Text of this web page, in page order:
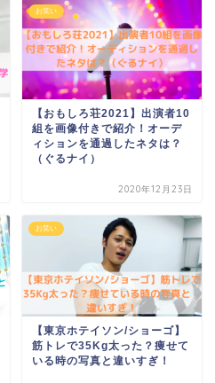
お笑い
【おもしろ荘2021】出演者10
組を画像付きで紹介！オーデ
ィションを通過したネタは？
（ぐるナイ）
2020年12月23日
お笑い
【東京ホテイソン/ショーゴ】
筋トレで35Kg太った？痩せて
いる時の写真と違いすぎ！